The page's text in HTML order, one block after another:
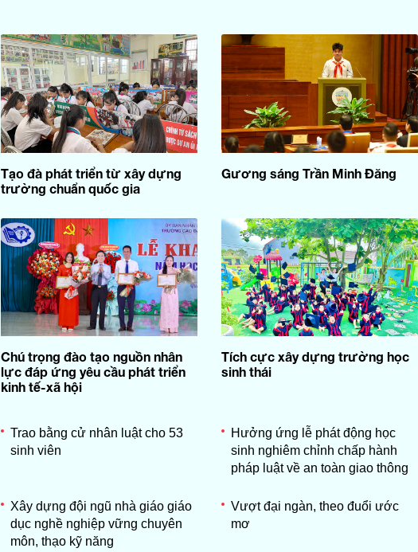
Tạo đà phát triển từ xây dựng
trường chuẩn quốc gia
Gương sáng Trần Minh Đăng
Chú trọng đào tạo nguồn nhân
lực đáp ứng yêu cầu phát triển
kinh tế-xã hội
Tích cực xây dựng trường học
sinh thái
Trao bằng cử nhân luật cho 53
sinh viên
Hưởng ứng lễ phát động học
sinh nghiêm chỉnh chấp hành
pháp luật về an toàn giao thông
Xây dựng đội ngũ nhà giáo giáo
dục nghề nghiệp vững chuyên
môn, thạo kỹ năng
Vượt đại ngàn, theo đuổi ước
mơ